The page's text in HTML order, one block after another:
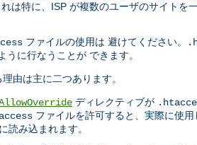
は特に、ISP が複数のユーザのサイト
ファイルの使用は 避けてください。
うに行なうことが できます。
由は主に二つあります。
ディレクティブが
ファイルを許可すると、実際に使
読み込まれます。